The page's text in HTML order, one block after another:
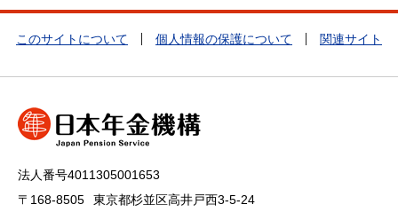
このサイトについて 個人情報の保護について 関連サイト
法人番号4011305001653
〒168-8505
東京都杉並区高井戸西3-5-24